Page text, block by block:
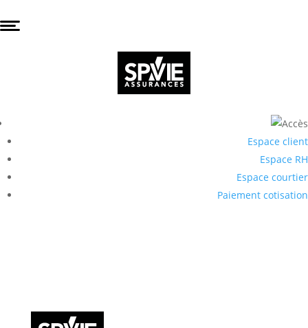
Espace client
Espace RH
Espace courtier
Paiement cotisation